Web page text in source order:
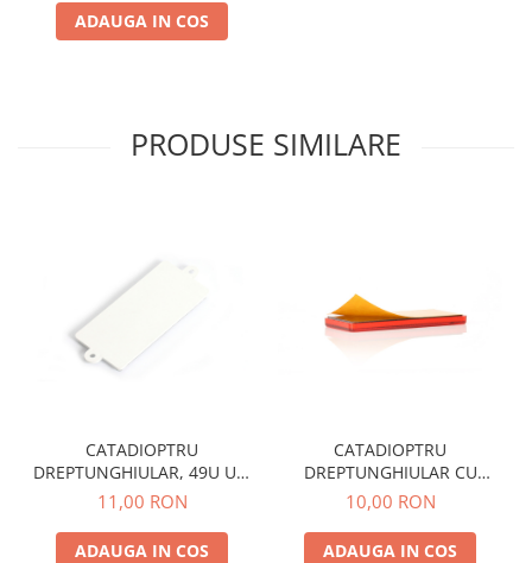
ADAUGA IN COS
PRODUSE SIMILARE
CATADIOPTRU
DREPTUNGHIULAR, 49U UP-
105x48, ALB WAS
11,00 RON
ADAUGA IN COS
CATADIOPTRU
DREPTUNGHIULAR CU
ADEZIV, 848 UP96x42, ROSU
10,00 RON
ADAUGA IN COS